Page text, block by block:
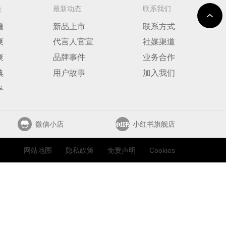
最新动态
新品上市
代言人官宣
品牌事件
用户故事
联系我们
联系方式
社媒渠道
业务合作
加入我们
微信小店 小红书旗舰店
网站地图 隐私政策 免责声明 Cookies